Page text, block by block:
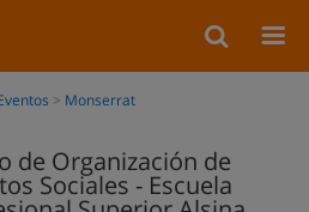
Monserrat
de Organización de
Sociales - Escuela